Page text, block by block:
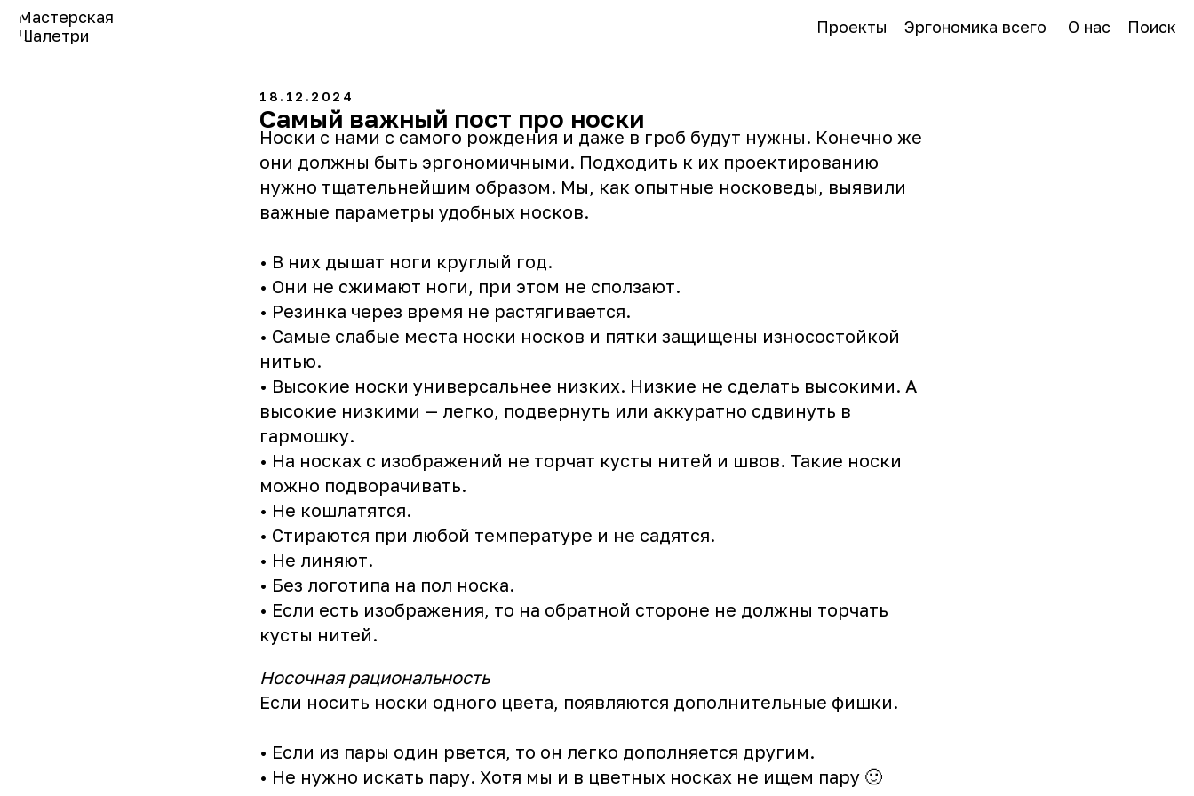
Поиск
О нас
Эргономика всего
Проекты
Мастерская
Шалетри
18.12.2024
Самый важный пост про носки
Носки с нами с самого рождения и даже в гроб будут нужны. Конечно же
они должны быть эргономичными. Подходить к их проектированию
нужно тщательнейшим образом. Мы, как опытные носковеды, выявили
важные параметры удобных носков.
• В них дышат ноги круглый год.
• Они не сжимают ноги, при этом не сползают.
• Резинка через время не растягивается.
• Самые слабые места носки носков и пятки защищены износостойкой
нитью.
• Высокие носки универсальнее низких. Низкие не сделать высокими. А
высокие низкими — легко, подвернуть или аккуратно сдвинуть в
гармошку.
• На носках с изображений не торчат кусты нитей и швов. Такие носки
можно подворачивать.
• Не кошлатятся.
• Стираются при любой температуре и не садятся.
• Не линяют.
• Без логотипа на пол носка.
• Если есть изображения, то на обратной стороне не должны торчать
кусты нитей.
Носочная рациональность
Если носить носки одного цвета, появляются дополнительные фишки.
• Если из пары один рвется, то он легко дополняется другим.
• Не нужно искать пару. Хотя мы и в цветных носках не ищем пару 🙂